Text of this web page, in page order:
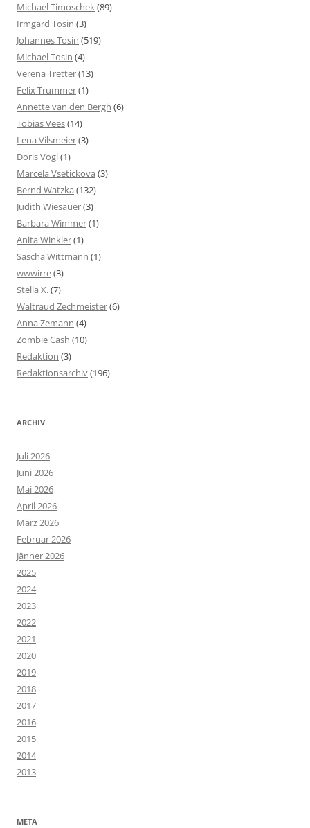
Michael Timoschek(89)
Irmgard Tosin (3)
Johannes Tosin (519)
Michael Tosin (4)
Verena Tretter(13)
Felix Trummer(1)
Annette van den Bergh (6)
Tobias Vees(14)
Lena Vilsmeier(3)
Doris Vogl(1)
Marcela Vsetickova (3)
Bernd Watzka (132)
Judith Wiesauer(3)
Barbara Wimmer(1)
Anita Winkler(1)
Sascha Wittmann (1)
wwwirre(3)
Stella X.(7)
Waltraud Zechmeister(6)
Anna Zemann (4)
Zombie Cash (10)
Redaktion (3)
Redaktionsarchiv(196)
ARCHIV
Juli 2026
Juni 2026
Mai 2026
April 2026
März 2026
Februar 2026
Jänner 2026
2025
2024
2023
2022
2021
2020
2019
2018
2017
2016
2015
2014
2013
META